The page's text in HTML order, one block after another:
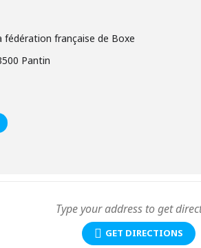
fédération française de Boxe
Pantin
GET DIRECTIONS